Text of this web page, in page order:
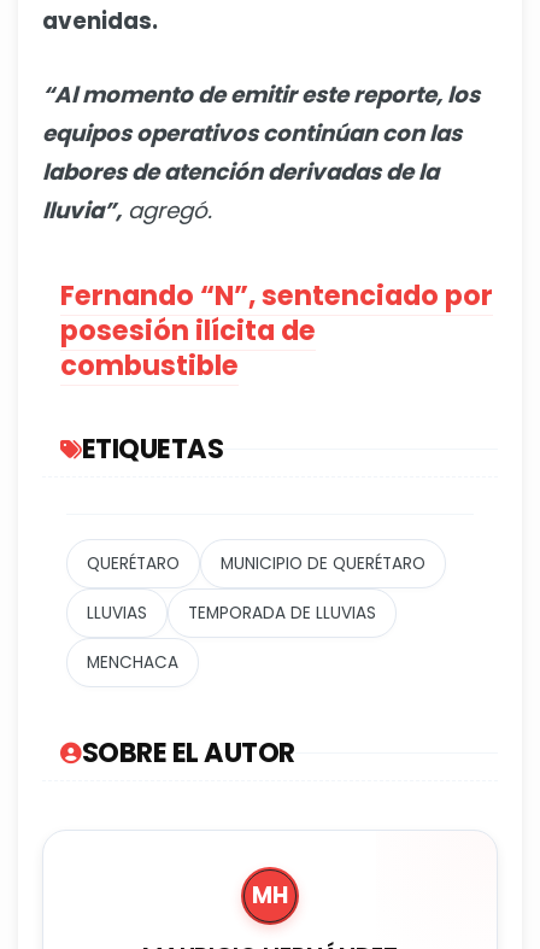
avenidas.
“Al momento de emitir este reporte, los
equipos operativos continúan con las
labores de atención derivadas de la
lluvia”, agregó.
Fernando “N”, sentenciado por
posesión ilícita de
combustible
ETIQUETAS
QUERÉTARO MUNICIPIO DE QUERÉTARO
LLUVIAS TEMPORADA DE LLUVIAS
MENCHACA
SOBRE EL AUTOR
MH